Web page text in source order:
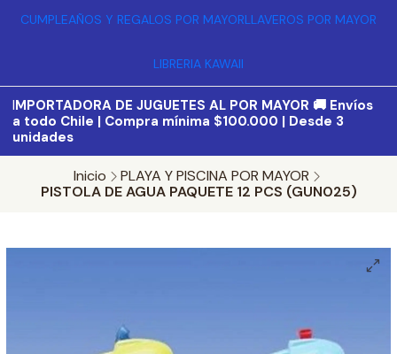
CUMPLEAÑOS Y REGALOS POR MAYORLLAVEROS POR MAYOR
LIBRERIA KAWAII
IMPORTADORA DE JUGUETES AL POR MAYOR 🚚 Envíos
a todo Chile | Compra mínima $100.000 | Desde 3
unidades
Inicio
PLAYA Y PISCINA POR MAYOR
PISTOLA DE AGUA PAQUETE 12 PCS (GUN025)